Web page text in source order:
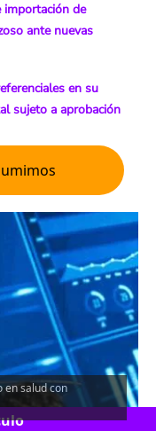
importación de
ante nuevas
en su
sujeto a aprobación
en salud con